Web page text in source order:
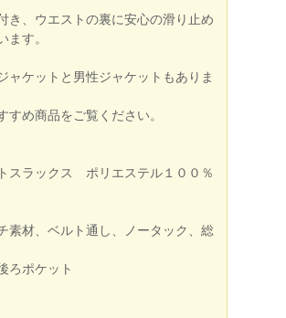
き、ウエストの裏に安心の滑り止め
ます。
ャケットと男性ジャケットもありま
すめ商品をご覧ください。
スラックス ポリエステル１００％
素材、ベルト通し、ノータック、総
ろポケット